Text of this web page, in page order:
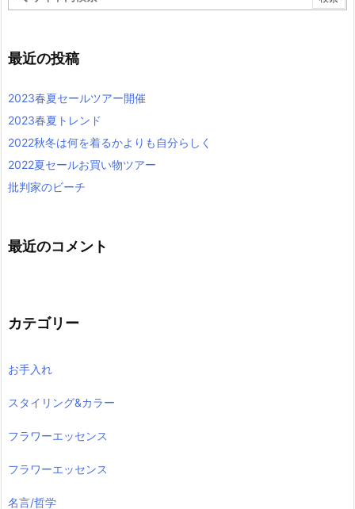
最近の投稿
2023春夏セールツアー開催
2023春夏トレンド
2022秋冬は何を着るかよりも自分らしく
2022夏セールお買い物ツアー
批判家のビーチ
最近のコメント
カテゴリー
お手入れ
スタイリング&カラー
フラワーエッセンス
フラワーエッセンス
名言/哲学